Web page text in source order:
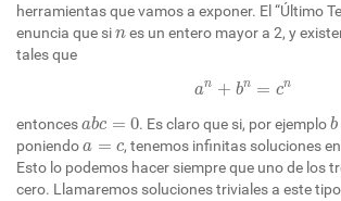
herramientas que vamos a exponer. El “Último
enuncia que sin
n es un entero mayor a 2, y
tales que
an + bn = cn
a + bn n
entoncesabc = 0
ab c 0 . Es claro que si, por ejemplob
b
poniendoa = c
a =c
, tenemos infinitas soluciones
Esto lo podemos hacer siempre que uno de los
cero. Llamaremos soluciones triviales a este